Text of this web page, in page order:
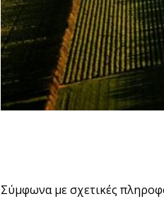
Σύμφωνα με σχετικές